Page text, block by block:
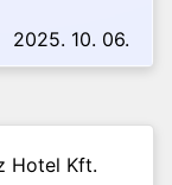
2025. 10. 06.
Hotel Kft.